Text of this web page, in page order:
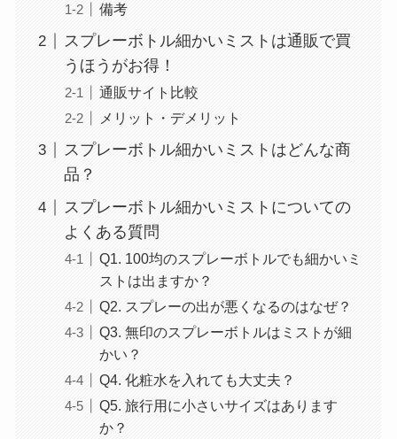
備考
スプレーボトル細かいミストは通販で買
うほうがお得！
通販サイト比較
メリット・デメリット
スプレーボトル細かいミストはどんな商
品？
スプレーボトル細かいミストについての
よくある質問
Q1. 100均のスプレーボトルでも細かいミ
ストは出ますか？
Q2. スプレーの出が悪くなるのはなぜ？
Q3. 無印のスプレーボトルはミストが細
かい？
Q4. 化粧水を入れても大丈夫？
Q5. 旅行用に小さいサイズはあります
か？